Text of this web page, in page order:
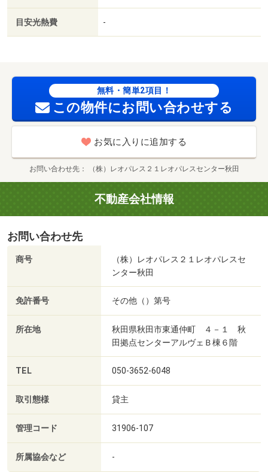
目安光熱費 -
無料・簡単2項目！
この物件にお問い合わせする
お気に入りに追加する
お問い合わせ先 （株）レオパレス２１レオパレスセンター秋田
不動産会社情報
お問い合わせ先
商号
（株）レオパレス２１レオパレスセ
ンター秋田
免許番号 その他（）第号
所在地
秋田県秋田市東通仲町 ４－１ 秋
田拠点センターアルヴェＢ棟６階
TEL 050-3652-6048
取引態様 貸主
管理コード 31906-107
所属協会など -